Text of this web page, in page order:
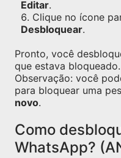
Editar.
Clique no ícone
Desbloquear.
Pronto, você
que estava bloqueado.
Observação: você
para bloquear uma
novo.
Como
WhatsApp?